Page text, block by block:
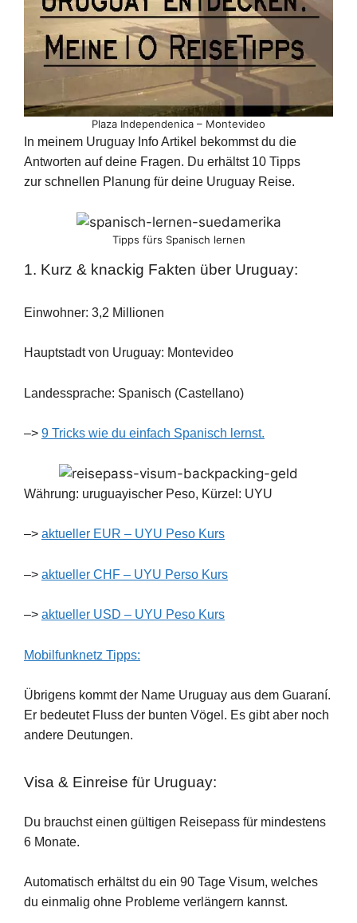
Plaza Independenica – Montevideo
In meinem Uruguay Info Artikel bekommst du die
Antworten auf deine Fragen. Du erhältst 10 Tipps
zur schnellen Planung für deine Uruguay Reise.
Tipps fürs Spanisch lernen
1. Kurz & knackig Fakten über Uruguay:
Einwohner: 3,2 Millionen
Hauptstadt von Uruguay: Montevideo
Landessprache: Spanisch (Castellano)
–> 9 Tricks wie du einfach Spanisch lernst.
Währung: uruguayischer Peso, Kürzel: UYU
–> aktueller EUR – UYU Peso Kurs
–> aktueller CHF – UYU Perso Kurs
–> aktueller USD – UYU Peso Kurs
Mobilfunknetz Tipps:
Übrigens kommt der Name Uruguay aus dem Guaraní.
Er bedeutet Fluss der bunten Vögel. Es gibt aber noch
andere Deutungen.
Visa & Einreise für Uruguay:
Du brauchst einen gültigen Reisepass für mindestens
6 Monate.
Automatisch erhältst du ein 90 Tage Visum, welches
du einmalig ohne Probleme verlängern kannst.